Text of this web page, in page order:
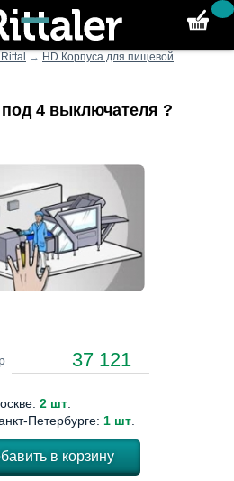
→ HD Корпуса для пищевой
4 выключателя ?
37 121
2 шт
Петербурге: 1 шт
в корзину